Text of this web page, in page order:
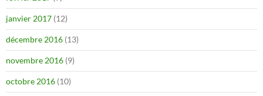
janvier 2017 (12)
décembre 2016 (13)
novembre 2016 (9)
octobre 2016 (10)